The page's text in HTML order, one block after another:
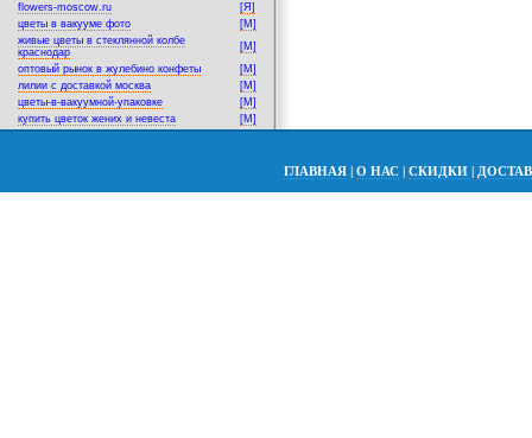
flowers-moscow.ru
[Я]
цветы в вакууме фото
[M]
живые цветы в стеклянной колбе
краснодар
[M]
оптовый рынок в жулебино конфеты
[M]
лилии с доставкой москва
[M]
цветы-в-вакуумной-упаковке
[M]
купить цветок жених и невеста
[M]
ГЛАВНАЯ | О НАС | СКИДКИ |